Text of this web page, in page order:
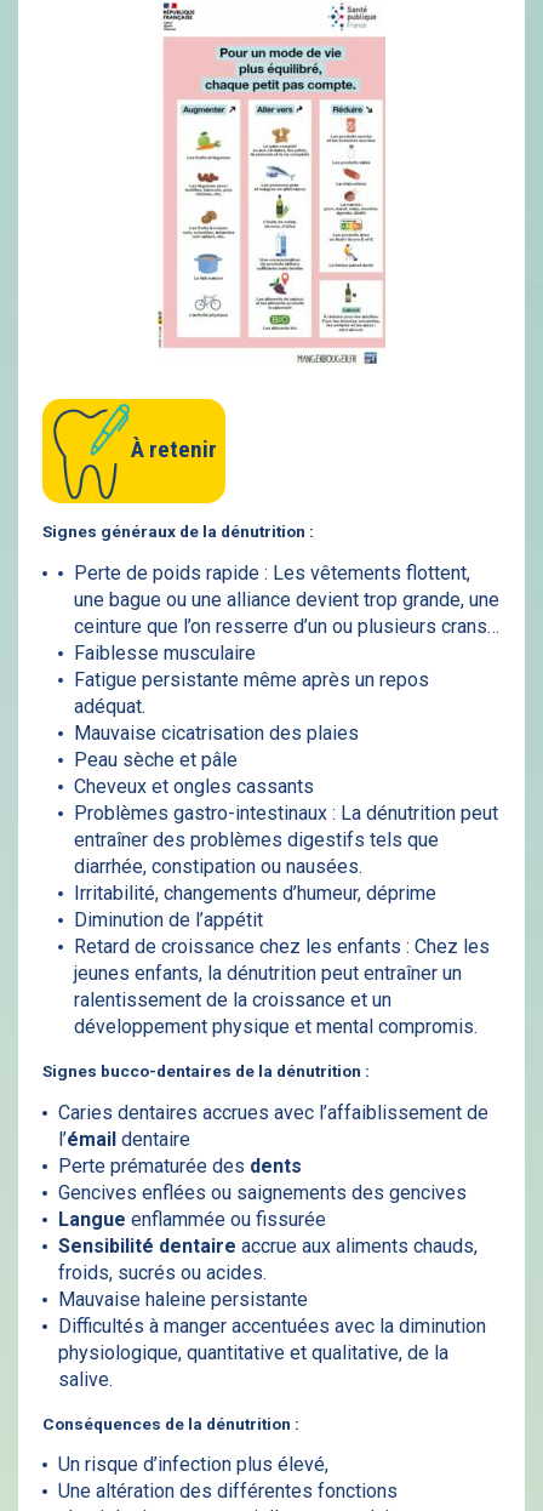
À retenir
Signes généraux de la dénutrition :
Perte de poids rapide : Les vêtements flottent,
une bague ou une alliance devient trop grande, une
ceinture que l’on resserre d’un ou plusieurs crans…
Faiblesse musculaire
Fatigue persistante même après un repos
adéquat.
Mauvaise cicatrisation des plaies
Peau sèche et pâle
Cheveux et ongles cassants
Problèmes gastro-intestinaux : La dénutrition peut
entraîner des problèmes digestifs tels que
diarrhée, constipation ou nausées.
Irritabilité, changements d’humeur, déprime
Diminution de l’appétit
Retard de croissance chez les enfants : Chez les
jeunes enfants, la dénutrition peut entraîner un
ralentissement de la croissance et un
développement physique et mental compromis.
Signes bucco-dentaires de la dénutrition :
Caries dentaires accrues avec l’affaiblissement de
l’émaildentaire
Perte prématurée des dents
Gencives enflées ou saignements des gencives
Langue enflammée ou fissurée
Sensibilité dentaire accrue aux aliments chauds,
froids, sucrés ou acides.
Mauvaise haleine persistante
Difficultés à manger accentuées avec la diminution
physiologique, quantitative et qualitative, de la
salive.
Conséquences de la dénutrition :
Un risque d’infection plus élevé,
Une altération des différentes fonctions